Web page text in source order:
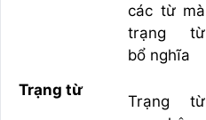
Trạng từ
các từ mà
trạng từ
bổ nghĩa
Trạng từ